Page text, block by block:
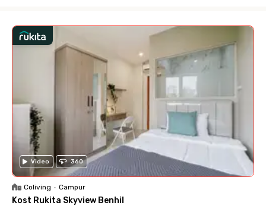
Video 360
Coliving • Campur
Kost Rukita Skyview Benhil